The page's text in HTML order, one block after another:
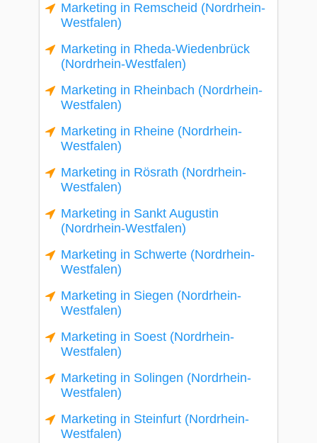
Marketing in Remscheid (Nordrhein-
Westfalen)
Marketing in Rheda-Wiedenbrück
(Nordrhein-Westfalen)
Marketing in Rheinbach (Nordrhein-
Westfalen)
Marketing in Rheine (Nordrhein-
Westfalen)
Marketing in Rösrath (Nordrhein-
Westfalen)
Marketing in Sankt Augustin
(Nordrhein-Westfalen)
Marketing in Schwerte (Nordrhein-
Westfalen)
Marketing in Siegen (Nordrhein-
Westfalen)
Marketing in Soest (Nordrhein-
Westfalen)
Marketing in Solingen (Nordrhein-
Westfalen)
Marketing in Steinfurt (Nordrhein-
Westfalen)